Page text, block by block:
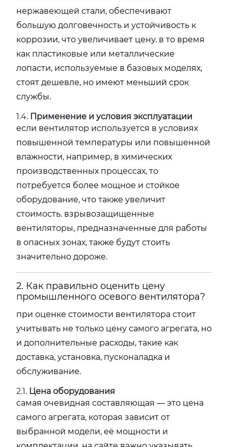
нержавеющей стали, обеспечивают
большую долговечность и устойчивость к
коррозии, что увеличивает цену. в то время
как пластиковые или металлические
лопасти, используемые в базовых моделях,
стоят дешевле, но имеют меньший срок
службы.
1.4. Применение и условия эксплуатации
если вентилятор используется в условиях
повышенной температуры или повышенной
влажности, например, в химических
производственных процессах, то
потребуется более мощное и стойкое
оборудование, что также увеличит
стоимость. взрывозащищенные
вентиляторы, предназначенные для работы
в опасных зонах, также будут стоить
значительно дороже.
2. Как правильно оценить цену
промышленного осевого вентилятора?
при оценке стоимости вентилятора стоит
учитывать не только цену самого агрегата, но
и дополнительные расходы, такие как
доставка, установка, пусконаладка и
обслуживание.
2.1. Цена оборудования
самая очевидная составляющая — это цена
самого агрегата, которая зависит от
выбранной модели, её мощности и